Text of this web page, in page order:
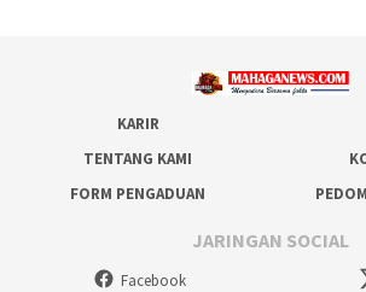
KARIR
TENTANG KAMI
FORM PENGADUAN
JARINGAN SOCIAL
Facebook